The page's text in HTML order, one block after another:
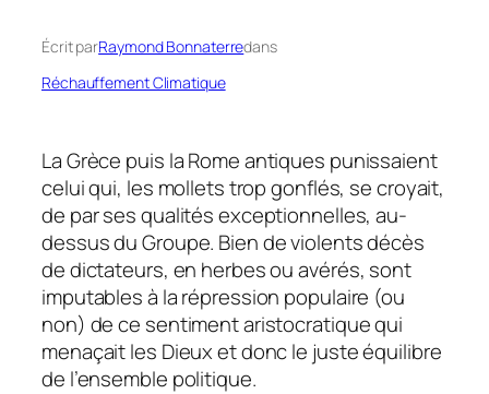
Écrit parRaymond Bonnaterredans
Réchauffement Climatique
La Grèce puis la Rome antiques punissaient
celui qui, les mollets trop gonflés, se croyait,
de par ses qualités exceptionnelles, au-
dessus du Groupe. Bien de violents décès
de dictateurs, en herbes ou avérés, sont
imputables à la répression populaire (ou
non) de ce sentiment aristocratique qui
menaçait les Dieux et donc le juste équilibre
de l’ensemble politique.